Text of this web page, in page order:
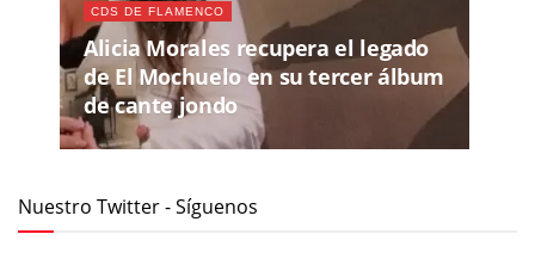
CDS DE FLAMENCO
Alicia Morales recupera el legado
de El Mochuelo en su tercer álbum
de cante jondo
Nuestro Twitter - Síguenos